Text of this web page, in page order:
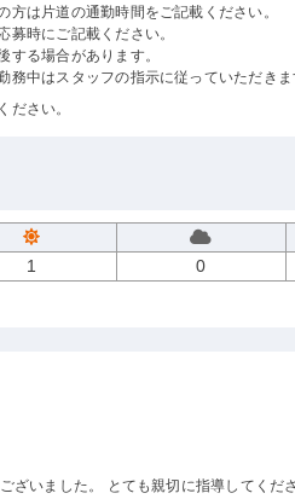
方は片道の通勤時間をご記載ください。
募時にご記載ください。
する場合があります。
務中はスタッフの指示に従っていただき
ださい。
1 0
ざいました。 とても親切に指導してくだ